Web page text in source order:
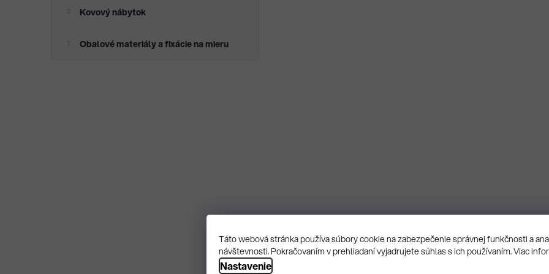
Táto webová stránka používa súbory cookie na zabezpečenie správnej funkčnosti a
návštevnosti. Pokračovaním v prehliadaní vyjadrujete súhlas s ich používaním. Viac
Nastavenie
Kovový nábytok
Obalové materiály a fixácie na mieru